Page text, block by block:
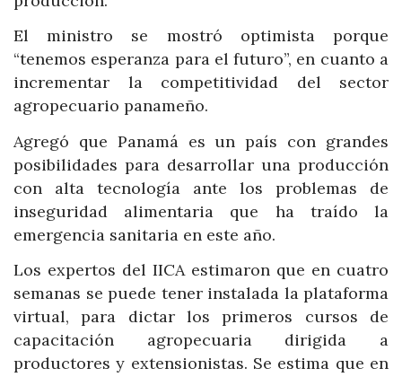
El ministro se mostró optimista porque
“tenemos esperanza para el futuro”, en cuanto a
incrementar la competitividad del sector
agropecuario panameño.
Agregó que Panamá es un país con grandes
posibilidades para desarrollar una producción
con alta tecnología ante los problemas de
inseguridad alimentaria que ha traído la
emergencia sanitaria en este año.
Los expertos del IICA estimaron que en cuatro
semanas se puede tener instalada la plataforma
virtual, para dictar los primeros cursos de
capacitación agropecuaria dirigida a
productores y extensionistas. Se estima que en